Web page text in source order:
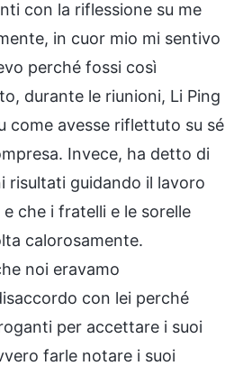
con la riflessione su me
in cuor mio mi sentivo
perché fossi così
durante le riunioni, Li Ping
come avesse riflettuto su sé
Invece, ha detto di
risultati guidando il lavoro
che i fratelli e le sorelle
calorosamente.
noi eravamo
con lei perché
per accettare i suoi
farle notare i suoi